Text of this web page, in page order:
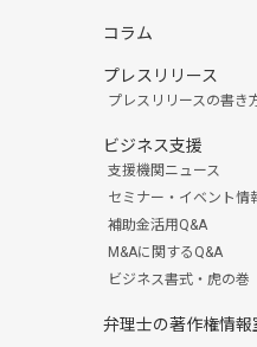
コラム
プレスリリース
プレスリリースの書き
ビジネス支援
支援機関ニュース
セミナー・イベント情
補助金活用Q&A
M&Aに関するQ&A
ビジネス書式・虎の巻
弁理士の著作権情報